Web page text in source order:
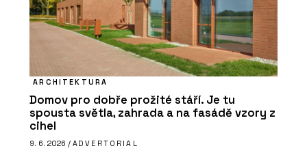
ARCHITEKTURA
Domov pro dobře prožité stáří. Je tu
spousta světla, zahrada a na fasádě vzory z
cihel
9. 6. 2026 / ADVERTORIAL